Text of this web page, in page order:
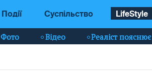
Події Суспільство LifeStyle
Фото Відео Реаліст пояснює